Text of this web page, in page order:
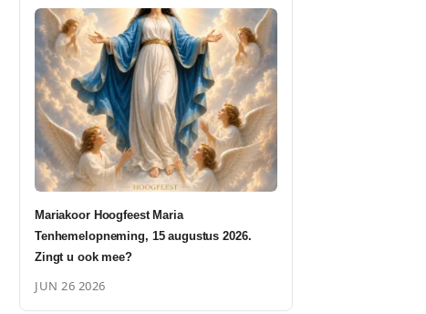
Mariakoor Hoogfeest Maria
Tenhemelopneming, 15 augustus 2026.
Zingt u ook mee?
JUN 26 2026